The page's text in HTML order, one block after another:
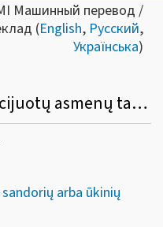
Машинный перевод /
(English, Русский,
Українська)
Ar yra prievolė teikti asocijuotų asmenų tarpusavio sandorių arba ūkinių operacijų ataskaitą (FR0528), kai per kitus mokestinius metus sandorio šalys jau neatitinka susijusių asmenų kriterijų?
arba ūkinių